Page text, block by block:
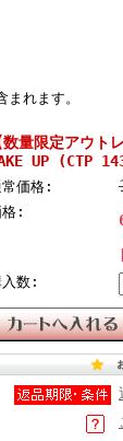
れます。
数量限定アウ
UP (CTP
価格:
格:
入数: